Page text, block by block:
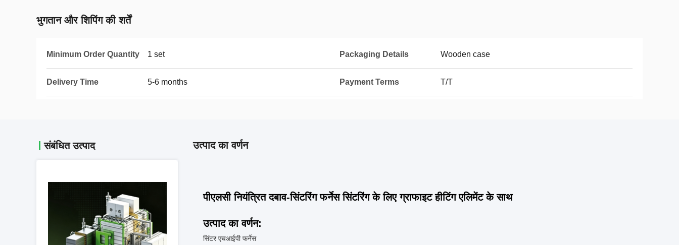
भुगतान और शिपिंग की शर्तें
Minimum Order Quantity 1 set Packaging Details Wooden case
Delivery Time 5-6 months Payment Terms T/T
संबंधित उत्पाद उत्पाद का वर्णन
पीएलसी नियंत्रित दबाव-सिंटरिंग फर्नेस सिंटरिंग के लिए ग्राफाइट हीटिंग एलिमेंट के साथ
उत्पाद का वर्णन:
सिंटर एचआईपी फर्नेस